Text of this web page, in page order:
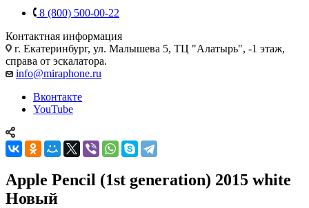
8 (800) 500-00-22
Контактная информация
г. Екатеринбург, ул. Малышева 5, ТЦ "Алатырь", -1 этаж,
справа от эскалатора.
info@miraphone.ru
Вконтакте
YouTube
Apple Pencil (1st generation) 2015 white
Новый